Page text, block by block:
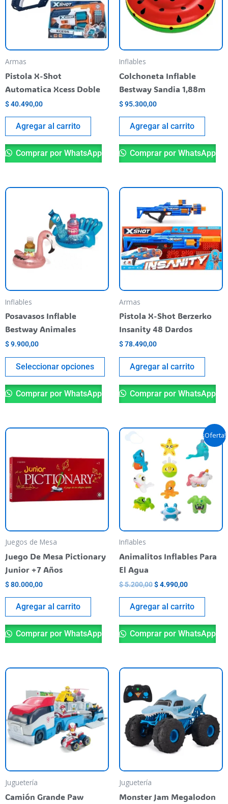
Armas
Pistola X-Shot
Automatica Xcess Doble
$40.490,00
Agregar al carrito
Comprar por WhatsApp
Inflables
Colchoneta Inflable
Bestway Sandia 1,88m
$95.300,00
Agregar al carrito
Comprar por WhatsApp
Inflables
Posavasos Inflable
Bestway Animales
$9.900,00
Seleccionar opciones
This
multiple
variants.
options
may
chosen
Comprar por WhatsApp
Armas
Pistola X-Shot Berzerko
Insanity 48 Dardos
$78.490,00
Agregar al carrito
Comprar por WhatsApp
Juegos de Mesa
Juego De Mesa Pictionary
Junior +7 Años
$80.000,00
Agregar al carrito
Comprar por WhatsApp
¡Oferta!
Inflables
Animalitos Inflables Para
El Agua
$5.200,00
Original
price
was:
$ 5.200,00.
$4.990,00
Current
price
$ 4.990,00.
Agregar al carrito
Comprar por WhatsApp
Juguetería
Camión Grande Paw
Juguetería
Monster Jam Megalodon